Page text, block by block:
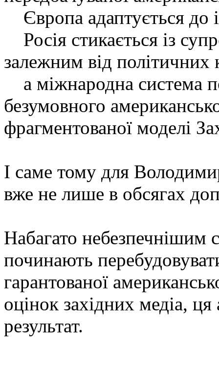
Європа адаптується до
Росія стикається із
залежним від
а міжнародна система
безумовного
фрагментованої моделі
І саме тому для
вже не лише в обсягах
Набагато небезпечнішим
починають
гарантованої
оцінок західних медіа,
результат.